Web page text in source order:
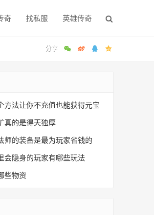
奇 找私服 英雄传奇
方法让你不充值也能获得元宝
真的是得天独厚
师的装备是最为玩家省钱的
会隐身的玩家有哪些玩法
些物资